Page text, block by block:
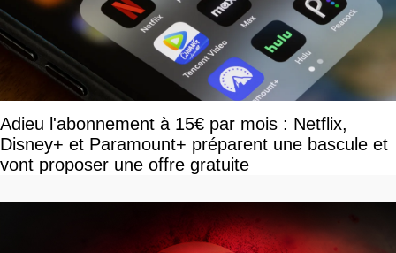
Adieu l'abonnement à 15€ par mois : Netflix,
Disney+ et Paramount+ préparent une bascule et
vont proposer une offre gratuite